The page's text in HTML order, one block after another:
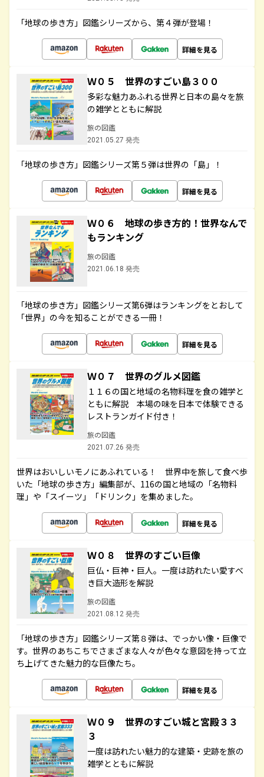
「地球の歩き方」図鑑シリーズから、第４弾が登場！
詳細を見る
Ｗ０５ 世界のすごい島３００
多彩な魅力あふれる世界と日本の島々を旅
の雑学とともに解説
旅の図鑑
2021.05.27 発売
「地球の歩き方」図鑑シリーズ第５弾は世界の「島」！
詳細を見る
Ｗ０６ 地球の歩き方的！世界なんで
もランキング
旅の図鑑
2021.06.18 発売
「地球の歩き方」図鑑シリーズ第6弾はランキングをとおして
「世界」の今を知ることができる一冊！
詳細を見る
Ｗ０７ 世界のグルメ図鑑
１１６の国と地域の名物料理を食の雑学と
ともに解説 本場の味を日本で体験できる
レストランガイド付き！
旅の図鑑
2021.07.26 発売
世界はおいしいモノにあふれている！ 世界中を旅して食べ歩
いた「地球の歩き方」編集部が、116の国と地域の「名物料
理」や「スイーツ」「ドリンク」を集めました。
詳細を見る
Ｗ０８ 世界のすごい巨像
巨仏・巨神・巨人。一度は訪れたい愛すべ
き巨大造形を解説
旅の図鑑
2021.08.12 発売
「地球の歩き方」図鑑シリーズ第８弾は、でっかい像・巨像で
す。世界のあちこちでさまざまな人々が色々な意図を持って立
ち上げてきた魅力的な巨像たち。
詳細を見る
Ｗ０９ 世界のすごい城と宮殿３３
３
一度は訪れたい魅力的な建築・史跡を旅の
雑学とともに解説